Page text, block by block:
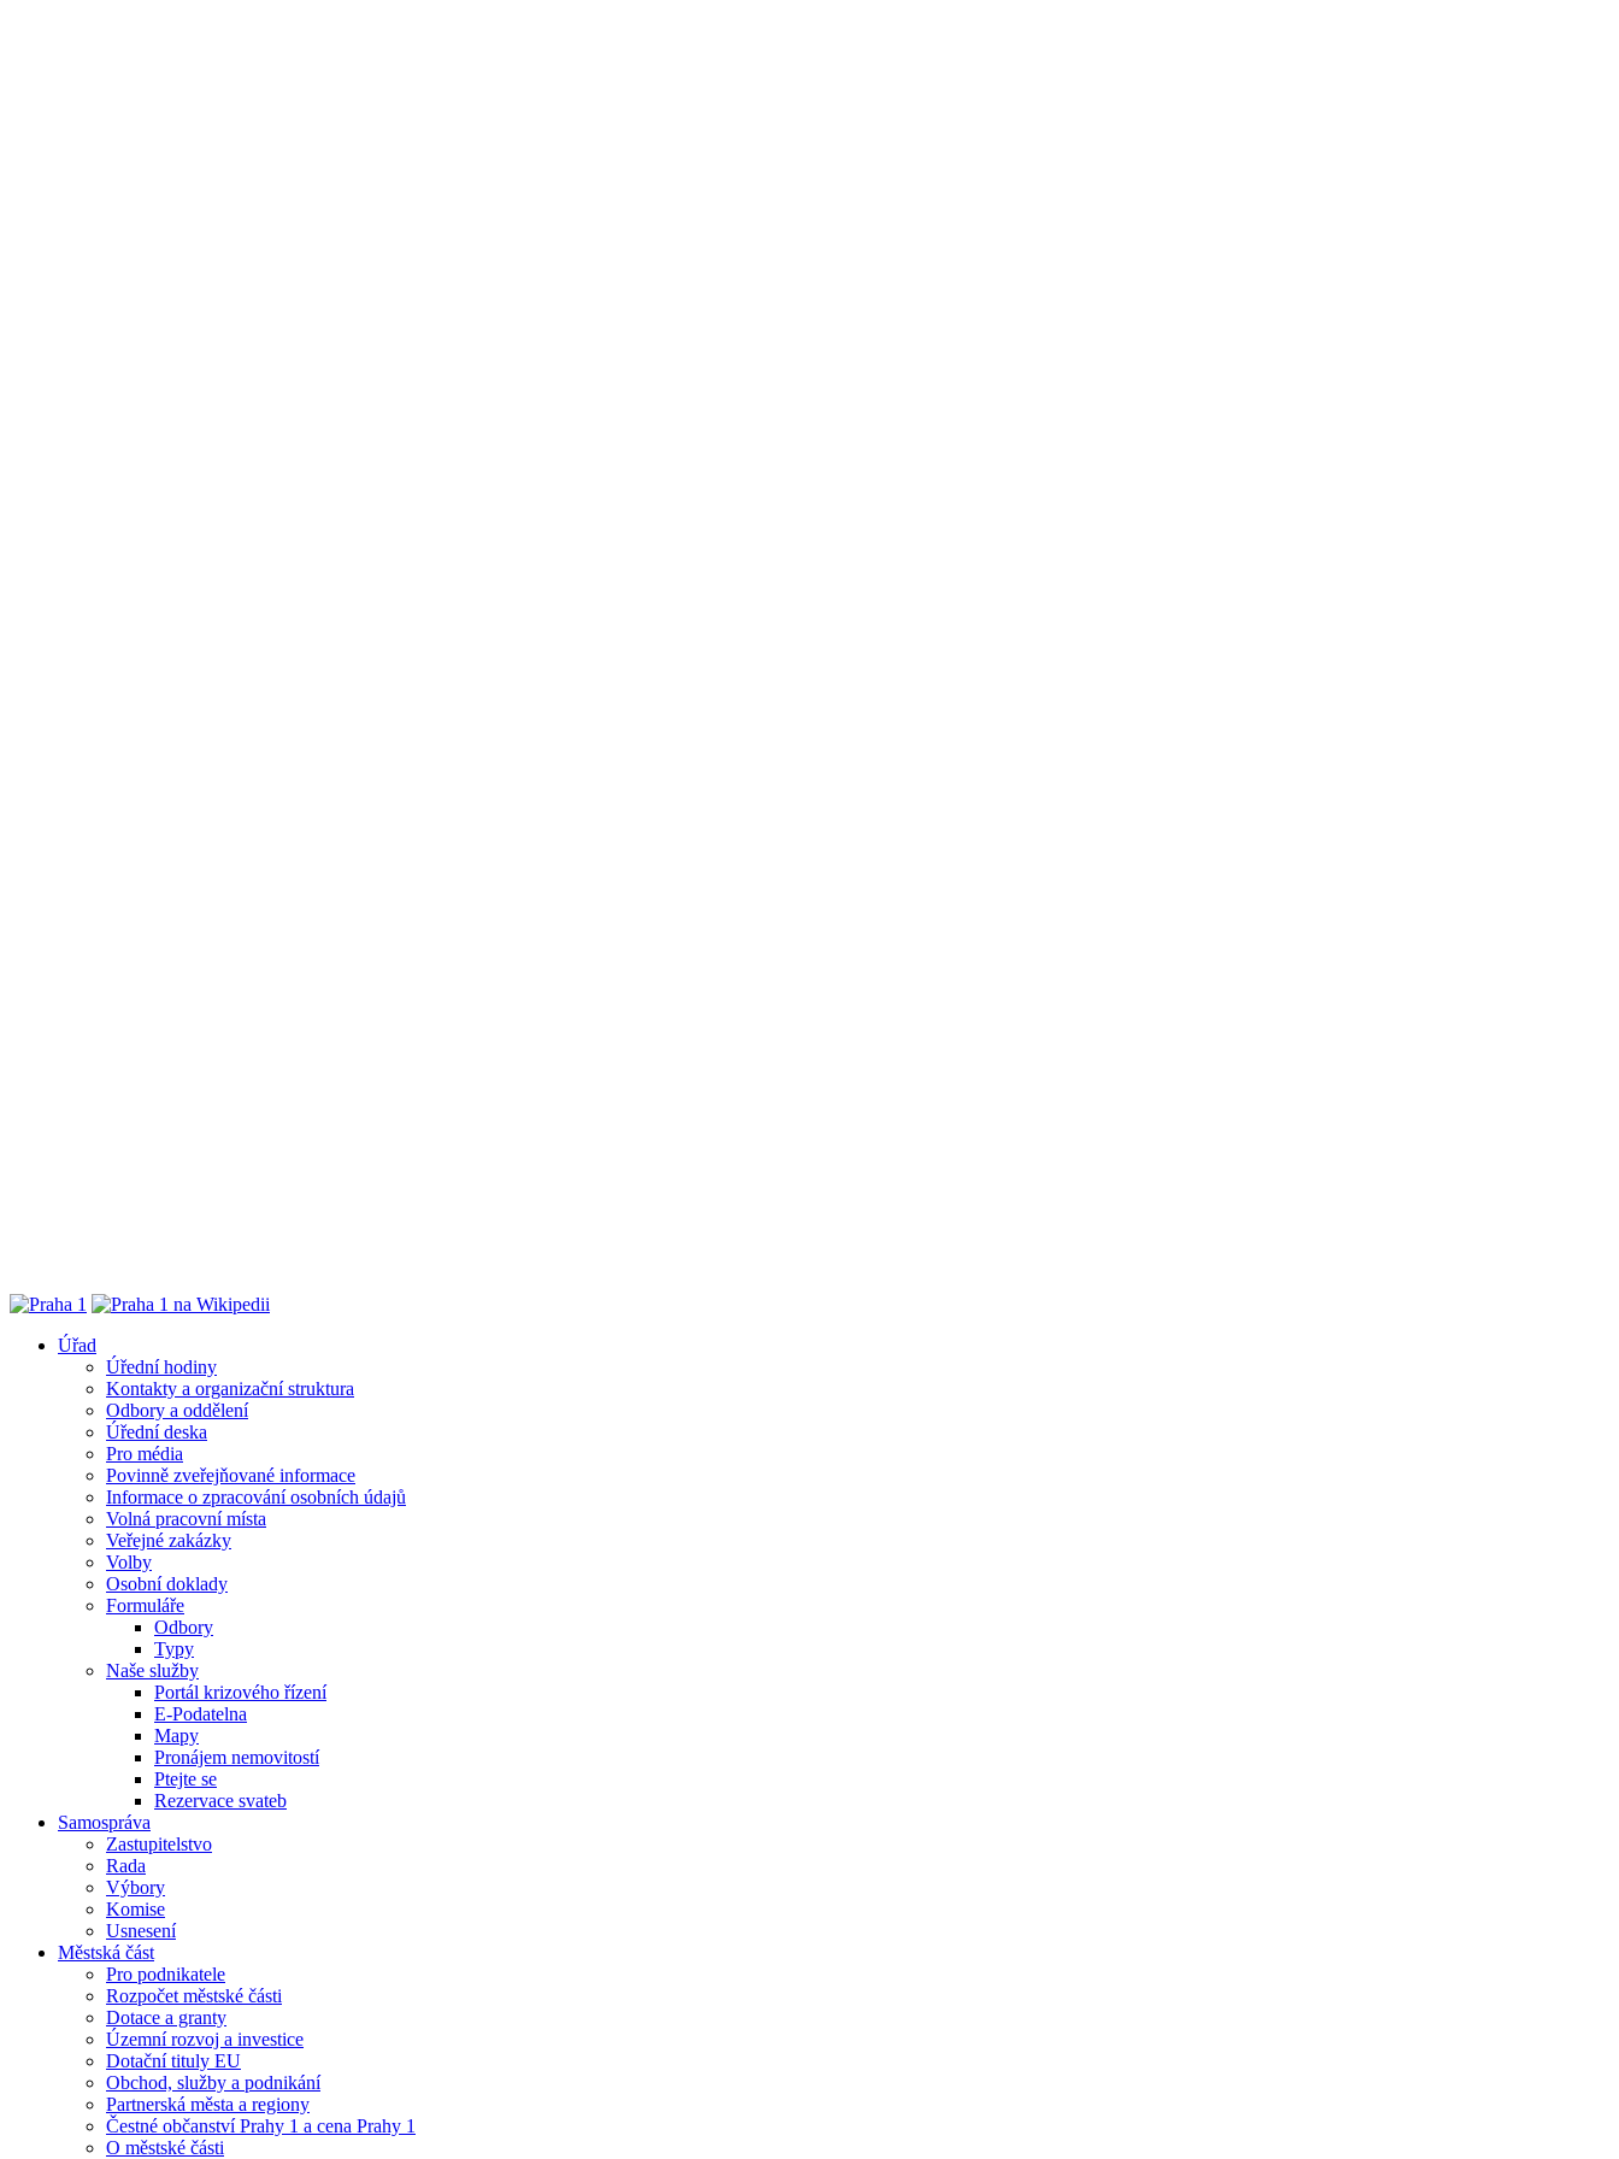
Úřad
Úřední hodiny
Kontakty a organizační struktura
Odbory a oddělení
Úřední deska
Pro média
Povinně zveřejňované informace
Informace o zpracování osobních údajů
Volná pracovní místa
Veřejné zakázky
Volby
Osobní doklady
Formuláře
Odbory
Typy
Naše služby
Portál krizového řízení
E-Podatelna
Mapy
Pronájem nemovitostí
Ptejte se
Rezervace svateb
Samospráva
Zastupitelstvo
Rada
Výbory
Komise
Usnesení
Městská část
Pro podnikatele
Rozpočet městské části
Dotace a granty
Územní rozvoj a investice
Dotační tituly EU
Obchod, služby a podnikání
Partnerská města a regiony
Čestné občanství Prahy 1 a cena Prahy 1
O městské části